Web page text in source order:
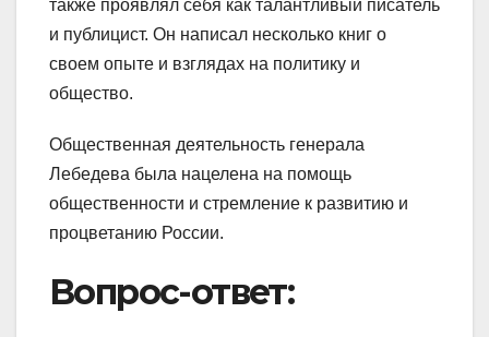
также проявлял себя как талантливый писатель
и публицист. Он написал несколько книг о
своем опыте и взглядах на политику и
общество.
Общественная деятельность генерала
Лебедева была нацелена на помощь
общественности и стремление к развитию и
процветанию России.
Вопрос-ответ: